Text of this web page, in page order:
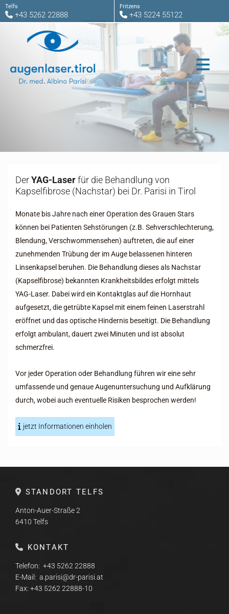
Telfs
 +43 5262 22888
Fritzens
 +43 5224 55122
DerYAG-Laserfür die Behandlung von
Kapselfibrose (Nachstar) bei Dr. Parisi in Tirol
Monate bis Jahre nach einer Operation des Grauen Stars
können bei Patienten Sehstörungen (z.B. Sehverschlechterung,
Blendung, Verschwommensehen) auftreten, die auf einer
zunehmenden Trübung der im Auge belassenen hinteren
Linsenkapsel beruhen. Die Behandlung dieses als Nachstar
(Kapselfibrose) bekannten Krankheitsbildes erfolgt mittels
YAG-Laser. Dabei wird ein Kontaktglas auf die Hornhaut
aufgesetzt, die getrübte Kapsel mit einem feinen Laserstrahl
eröffnet und das optische Hindernis beseitigt. Die Behandlung
erfolgt ambulant, dauert zwei Minuten und ist absolut
schmerzfrei.
Vor jeder Operation oder Behandlung führen wir eine sehr
umfassende und genaue Augenuntersuchung und Aufklärung
durch, wobei auch eventuelle Risiken besprochen werden!
jetzt Informationen einholen
 STANDORT TELFS
Anton-Auer-Straße 2
6410 Telfs
 KONTAKT
Telefon: +43 5262 22888
E-Mail: a.parisi@dr-parisi.at
Fax: +43 5262 22888-10